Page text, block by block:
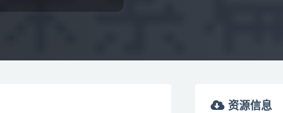
资源信息